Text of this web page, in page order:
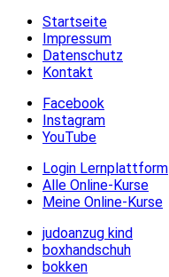
Startseite
Impressum
Datenschutz
Kontakt
Facebook
Instagram
YouTube
Login Lernplattform
Alle Online-Kurse
Meine Online-Kurse
judoanzug kind
boxhandschuh
bokken